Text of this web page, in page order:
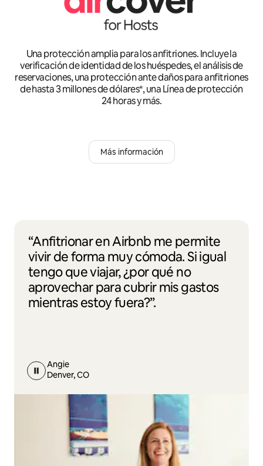
Una protección amplia para los anfitriones. Incluye la
verificación de identidad de los huéspedes, el análisis de
reservaciones, una protección ante daños para anfitriones
de hasta 3 millones de dólares*, una Línea de protección
24 horas y más.
Más información
“Anfitrionar en Airbnb me permite
vivir de forma muy cómoda. Si igual
tengo que viajar, ¿por qué no
aprovechar para cubrir mis gastos
mientras estoy fuera?”.
Angie
Denver, CO